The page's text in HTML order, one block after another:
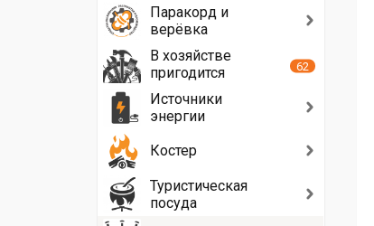
Паракорд и
верёвка
В хозяйстве
пригодится
62
Источники
энергии
Костер
Туристическая
посуда